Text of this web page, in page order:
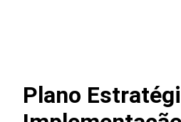
Plano